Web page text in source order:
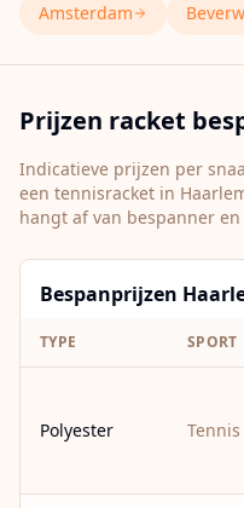
Amsterdam
Prijzen racket
Indicatieve prijzen per
een tennisracket in
hangt af van bespanner en
Bespanprijzen
TYPE SPORT
Polyester Tennis